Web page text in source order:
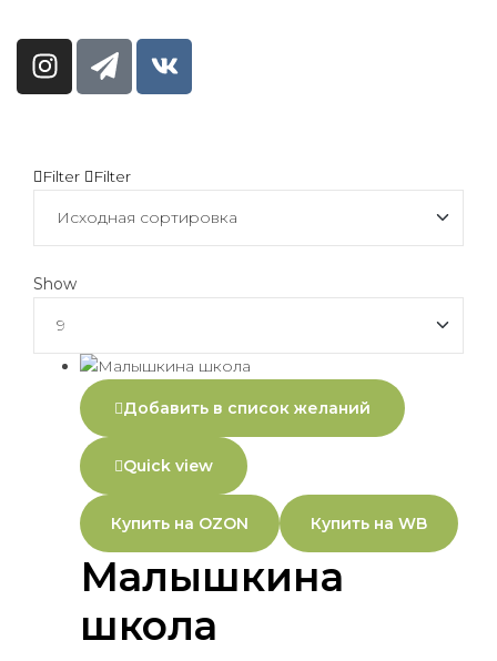
Filter Filter
Show
Добавить в список желаний
Quick view
Купить на OZON Купить на WB
Малышкина
школа